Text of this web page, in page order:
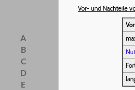
A
B
C
D
E
Vor- und Nachteile